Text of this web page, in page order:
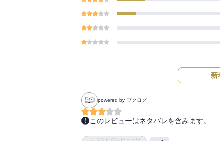
新
powered by ブクログ
このレビューはネタバレを含みます。